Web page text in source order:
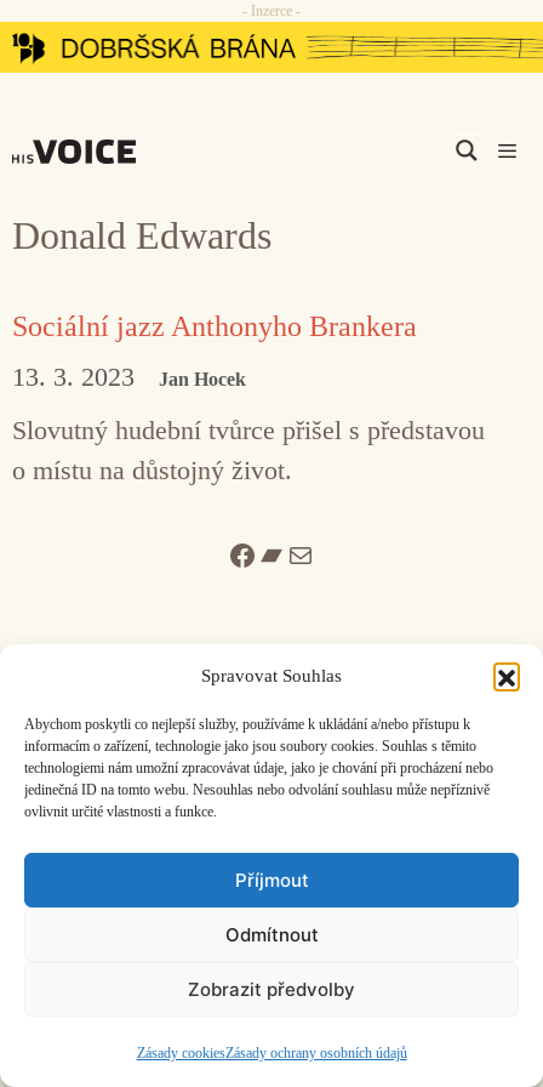
Spravovat Souhlas
Abychom poskytli co nejlepší služby, používáme k ukládání a/nebo přístupu k
informacím o zařízení, technologie jako jsou soubory cookies. Souhlas s těmito
technologiemi nám umožní zpracovávat údaje, jako je chování při procházení nebo
jedinečná ID na tomto webu. Nesouhlas nebo odvolání souhlasu může nepříznivě
ovlivnit určité vlastnosti a funkce.
Příjmout
Odmítnout
Zobrazit předvolby
Zásady cookiesZásady ochrany osobních údajů
Přeskočit
na
- Inzerce -
Donald Edwards
Sociální jazz Anthonyho Brankera
13. 3. 2023 Jan Hocek
Slovutný hudební tvůrce přišel s představou
o místu na důstojný život.
Facebook
Bandcamp
Mail
ČASOPIS O JINÉ HUDBĚ | vydáváHudební informační středisko
založeno 2001 | Kontaktujte nás:info@hisvoice.cz
©2026 HISvoice – design a adminAtelier Dokument